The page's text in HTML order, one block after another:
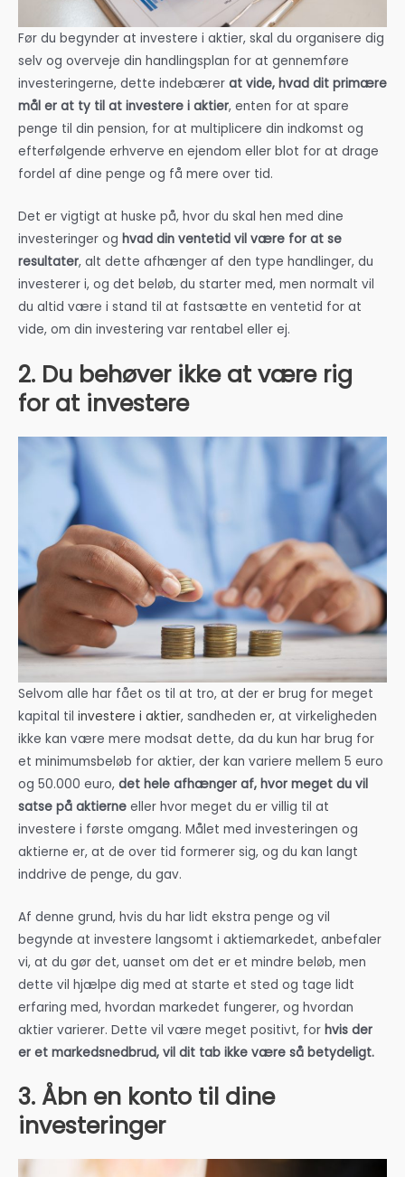
Før du begynder at investere i aktier, skal du organisere dig
selv og overveje din handlingsplan for at gennemføre
investeringerne, dette indebærer at vide, hvad dit primære
mål er at ty til at investere i aktier, enten for at spare
penge til din pension, for at multiplicere din indkomst og
efterfølgende erhverve en ejendom eller blot for at drage
fordel af dine penge og få mere over tid.
Det er vigtigt at huske på, hvor du skal hen med dine
investeringer og hvad din ventetid vil være for at se
resultater, alt dette afhænger af den type handlinger, du
investerer i, og det beløb, du starter med, men normalt vil
du altid være i stand til at fastsætte en ventetid for at
vide, om din investering var rentabel eller ej.
2. Du behøver ikke at være rig
for at investere
Selvom alle har fået os til at tro, at der er brug for meget
kapital til investere i aktier, sandheden er, at virkeligheden
ikke kan være mere modsat dette, da du kun har brug for
et minimumsbeløb for aktier, der kan variere mellem 5 euro
og 50.000 euro, det hele afhænger af, hvor meget du vil
satse på aktierne eller hvor meget du er villig til at
investere i første omgang. Målet med investeringen og
aktierne er, at de over tid formerer sig, og du kan langt
inddrive de penge, du gav.
Af denne grund, hvis du har lidt ekstra penge og vil
begynde at investere langsomt i aktiemarkedet, anbefaler
vi, at du gør det, uanset om det er et mindre beløb, men
dette vil hjælpe dig med at starte et sted og tage lidt
erfaring med, hvordan markedet fungerer, og hvordan
aktier varierer. Dette vil være meget positivt, for hvis der
er et markedsnedbrud, vil dit tab ikke være så betydeligt.
3. Åbn en konto til dine
investeringer